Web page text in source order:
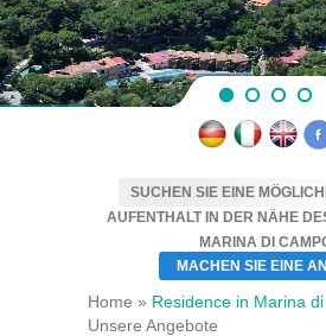
Auf der Insel Elba, nur wenige Meter vom Strand
SUCHEN SIE EINE
AUFENTHALT IN DER NÄHE
MARINA DI
MACHEN SIE EINE
Home » Residence in Marina
Unsere Angebote